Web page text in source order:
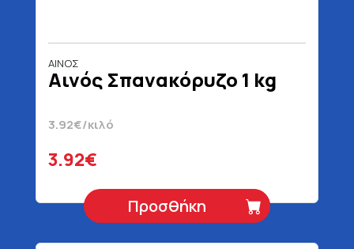
ΑΙΝΟΣ
Αινός Σπανακόρυζο 1 kg
3.92€/κιλό
3.92€
Προσθήκη